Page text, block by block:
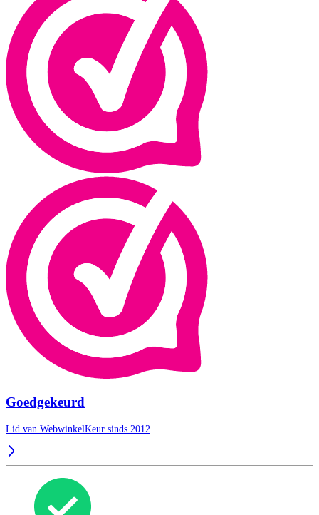
Goedgekeurd
Lid van WebwinkelKeur sinds 2012